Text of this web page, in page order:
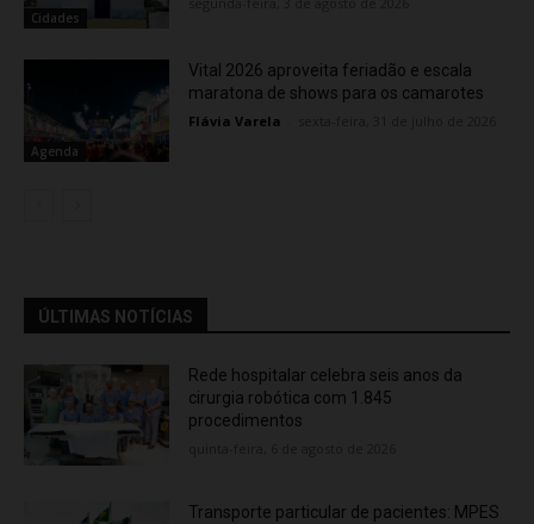
Cidades
Agenda
Vital 2026 aproveita feriadão e escala
maratona de shows para os camarotes
Flávia Varela
ÚLTIMAS NOTÍCIAS
Rede hospitalar celebra seis anos da
cirurgia robótica com 1.845
procedimentos
Transporte particular de pacientes: MPES